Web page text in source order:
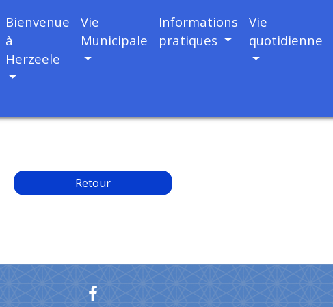
Bienvenue
à
Herzeele
Vie
Municipale
Informations
pratiques
Vie
quotidienne
Retour